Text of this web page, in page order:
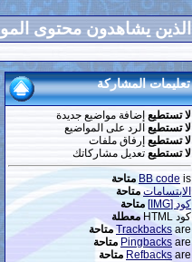
الذين يشاهدون محتوى
تعليمات المشاركة
لا تستطيع إضافة مواضيع جديدة
لا تستطيع الرد على المواضيع
لا تستطيع إرفاق ملفات
لا تستطيع تعديل مشاركاتك
BB code is
متاحة
الابتسامات متاحة
كود [IMG]
متاحة
كود HTML
معطلة
Trackbacks are
متاحة
Pingbacks are
متاحة
Refbacks are
متاحة